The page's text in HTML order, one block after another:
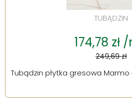
TUBĄDZIN
174,78 zł
249,69 zł
Tubądzin płytka gresowa Marmo